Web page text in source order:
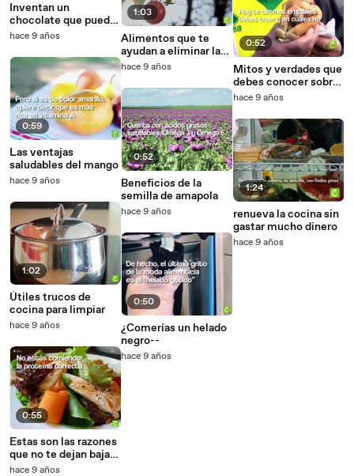
Inventan un
chocolate que puede
aliviar el dolor
hace 9 años
0:59
Las ventajas
saludables del mango
hace 9 años
1:02
Útiles trucos de
cocina para limpiar
hace 9 años
0:55
Estas son las razones
que no te dejan bajar
la grasa abdominal
hace 9 años
1:03
Alimentos que te
ayudan a eliminar las
manchas de tu piel
hace 9 años
0:52
Beneficios de la
semilla de amapola
hace 9 años
0:50
¿Comerías un helado
negro--
hace 9 años
0:52
Mitos y verdades que
debes conocer sobre
la alimentación
hace 9 años
1:24
renueva la cocina sin
gastar mucho dinero
hace 9 años